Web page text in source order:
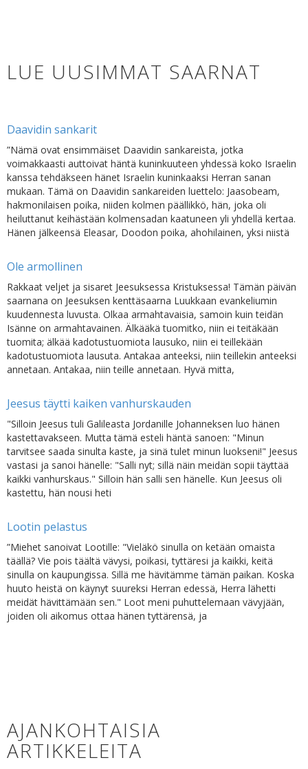
LUE UUSIMMAT SAARNAT
Daavidin sankarit
”Nämä ovat ensimmäiset Daavidin sankareista, jotka
voimakkaasti auttoivat häntä kuninkuuteen yhdessä koko Israelin
kanssa tehdäkseen hänet Israelin kuninkaaksi Herran sanan
mukaan. Tämä on Daavidin sankareiden luettelo: Jaasobeam,
hakmonilaisen poika, niiden kolmen päällikkö, hän, joka oli
heiluttanut keihästään kolmensadan kaatuneen yli yhdellä kertaa.
Hänen jälkeensä Eleasar, Doodon poika, ahohilainen, yksi niistä
Ole armollinen
Rakkaat veljet ja sisaret Jeesuksessa Kristuksessa! Tämän päivän
saarnana on Jeesuksen kenttäsaarna Luukkaan evankeliumin
kuudennesta luvusta. Olkaa armahtavaisia, samoin kuin teidän
Isänne on armahtavainen. Älkääkä tuomitko, niin ei teitäkään
tuomita; älkää kadotustuomiota lausuko, niin ei teillekään
kadotustuomiota lausuta. Antakaa anteeksi, niin teillekin anteeksi
annetaan. Antakaa, niin teille annetaan. Hyvä mitta,
Jeesus täytti kaiken vanhurskauden
"Silloin Jeesus tuli Galileasta Jordanille Johanneksen luo hänen
kastettavakseen. Mutta tämä esteli häntä sanoen: "Minun
tarvitsee saada sinulta kaste, ja sinä tulet minun luokseni!" Jeesus
vastasi ja sanoi hänelle: "Salli nyt; sillä näin meidän sopii täyttää
kaikki vanhurskaus." Silloin hän salli sen hänelle. Kun Jeesus oli
kastettu, hän nousi heti
Lootin pelastus
”Miehet sanoivat Lootille: "Vieläkö sinulla on ketään omaista
täällä? Vie pois täältä vävysi, poikasi, tyttäresi ja kaikki, keitä
sinulla on kaupungissa. Sillä me hävitämme tämän paikan. Koska
huuto heistä on käynyt suureksi Herran edessä, Herra lähetti
meidät hävittämään sen." Loot meni puhuttelemaan vävyjään,
joiden oli aikomus ottaa hänen tyttärensä, ja
AJANKOHTAISIA
ARTIKKELEITA